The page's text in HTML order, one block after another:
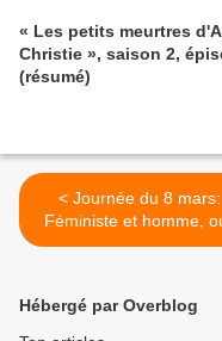
« Les petits meurtres
Christie », saison 2,
(résumé)
< Journée du 8 mars:
Féministe et homme,
c'est possible!
Hébergé par Overblog